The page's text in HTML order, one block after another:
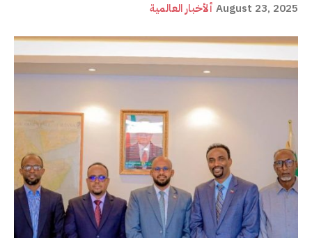
ألأخبار العالمية August 23, 2025